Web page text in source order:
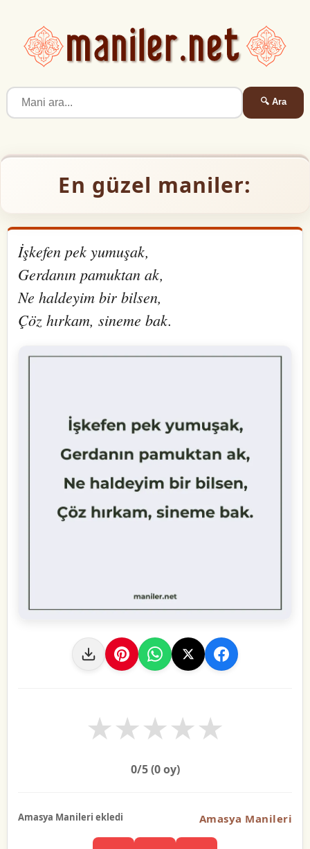
🔍 Ara
En güzel maniler:
İşkefen pek yumuşak,
Gerdanın pamuktan ak,
Ne haldeyim bir bilsen,
Çöz hırkam, sineme bak.
★
★
★
★
★
0/5 (0oy)
Amasya Manileri ekledi Amasya Manileri